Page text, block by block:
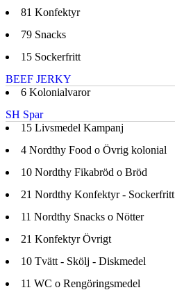
81 Konfektyr
79 Snacks
15 Sockerfritt
BEEF JERKY
6 Kolonialvaror
SH Spar
15 Livsmedel Kampanj
4 Nordthy Food o Övrig kolonial
10 Nordthy Fikabröd o Bröd
21 Nordthy Konfektyr - Sockerfritt
11 Nordthy Snacks o Nötter
21 Konfektyr Övrigt
10 Tvätt - Skölj - Diskmedel
11 WC o Rengöringsmedel